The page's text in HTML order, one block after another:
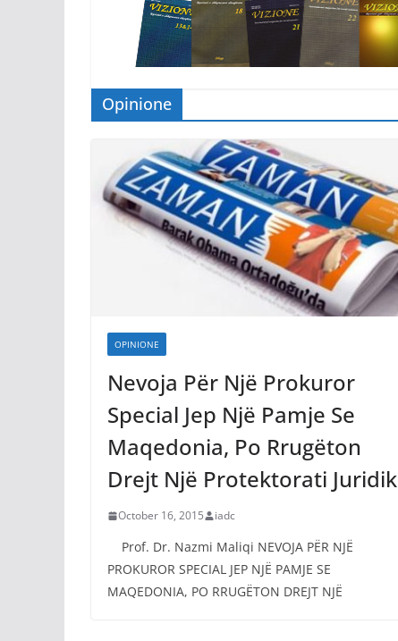
Opinione
OPINIONE
Nevoja Për Një Prokuror
Special Jep Një Pamje Se
Maqedonia, Po Rrugëton
Drejt Një Protektorati Juridik
October 16, 2015 iadc
Prof. Dr. Nazmi Maliqi NEVOJA PËR NJË
PROKUROR SPECIAL JEP NJË PAMJE SE
MAQEDONIA, PO RRUGËTON DREJT NJË